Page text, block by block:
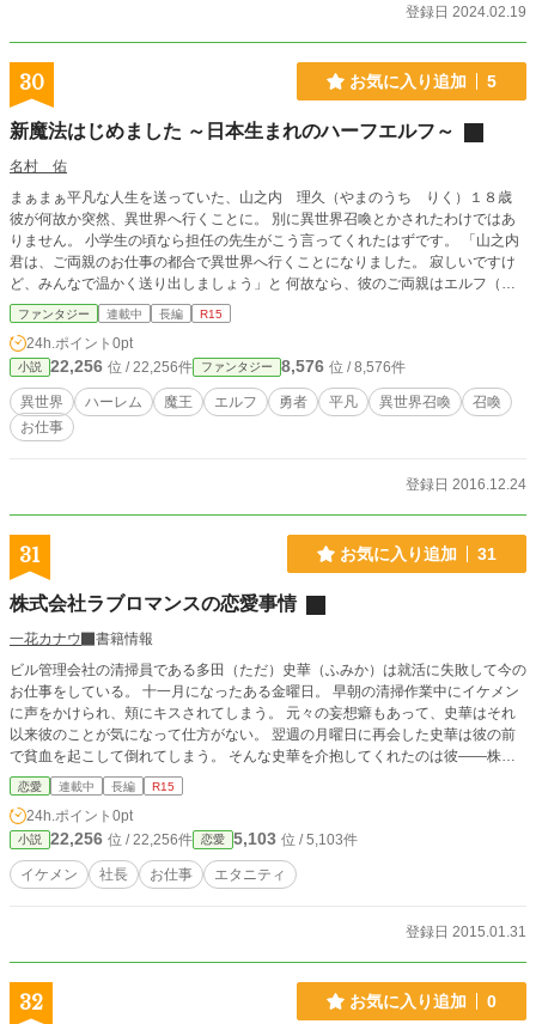
登録日 2024.02.19
30 お気に入り追加 5
新魔法はじめました ～日本生まれのハーフエルフ～
名村 佑
まぁまぁ平凡な人生を送っていた、山之内 理久（やまのうち りく）１８歳
彼が何故か突然、異世界へ行くことに。 別に異世界召喚とかされたわけではあ
りません。 小学生の頃なら担任の先生がこう言ってくれたはずです。 「山之内
君は、ご両親のお仕事の都合で異世界へ行くことになりました。 寂しいですけ
ど、みんなで温かく送り出しましょう」と 何故なら、彼のご両親はエルフ（異
世界生まれ）と勇者（日本生まれ）だったのです。 母はエルフの国の次期女
王！！ 父は召喚（スカウト）勇者にして、魔王を押し返した男。 そんな二人の
間に誕生した、一人息子はハーフエルフ （でも、見た目は人間です） 幼いころ
から修行に明け暮れた彼の行く末は、いったいどっちだ！！ そんな感じのお話
ですが、大冒険とかしません（多分）。 勇者の息子ですが、残念ながら勇者は
世襲制ではないのです（本当）。 もちろんエルフ国の王子様とかもありえませ
ん（確実）。 生い立ちは普通ではないですが、本人はごく普通です。 そのう
複数居ますが、ハーレムというよりは一夫多妻という価値観です（決定）。 あ
ので、 そういうものだとご理解くださいませ。 当作品は小説家になろう様のサ
イトにて公開・連載中の作品になります。 よろしければお読みいただけると嬉
しい限りでございます。
ファンタジー 連載中 長編 R15
24h.ポイント 0pt
小説 22,256 位 / 22,256件 ファンタジー 8,576 位 / 8,576件
異世界 ハーレム 魔王 エルフ 勇者 平凡 異世界召喚
召喚
お仕事
登録日 2016.12.24
31 お気に入り追加 31
株式会社ラブロマンスの恋愛事情
一花カナウ
書籍情報
ビル管理会社の清掃員である多田（ただ）史華（ふみか）は就活に失敗して今の
お仕事をしている。 十一月になったある金曜日。 早朝の清掃作業中にイケメン
に声をかけられ、頬にキスされてしまう。 元々の妄想癖もあって、史華はそれ
以来彼のことが気になって仕方がない。 翌週の月曜日に再会した史華は彼の前
で貧血を起こして倒れてしまう。 そんな史華を介抱してくれたのは彼――株式
会社ラブロマンスの社長である緒方（おがた）悠（はるか）だった。 徐々に悠
のことを知っていく史華。 興味を持っていると知るなり、悠は無知で無防備な
史華に恋愛のノウハウを教えていく。 あちこちに連れ回され、いろいろな体験
をしてドキドキが止まらない史華。 少しずつ打ち解け、相手のことを知るだけ
でなく自分のことも話していく。 やがて彼に仕事の事情を知られてしまった史
華は、悠に株式会社ラブロマンスへの就職を勧められる。 そんなとき、会社で
俺様プレイボーイ社長と真面目系（妄想）女子の恋愛物語&#10084;&#65038;
恋愛 連載中 長編 R15
24h.ポイント 0pt
小説 22,256 位 / 22,256件 恋愛 5,103 位 / 5,103件
イケメン 社長 お仕事 エタニティ
登録日 2015.01.31
32 お気に入り追加 0